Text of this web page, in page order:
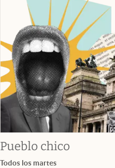
Pueblo chico
Todos los martes